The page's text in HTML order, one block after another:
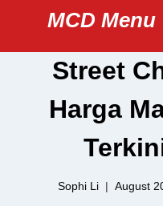
content
MCD Menu
Street
Harga
Sophi Li August